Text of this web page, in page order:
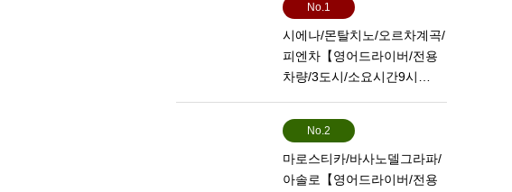
No.1
시에나/몬탈치노/오르차계곡/
피엔차【영어드라이버/전용
차량/3도시/소요시간9시…
No.2
마로스티카/바사노델그라파/
아솔로【영어드라이버/전용